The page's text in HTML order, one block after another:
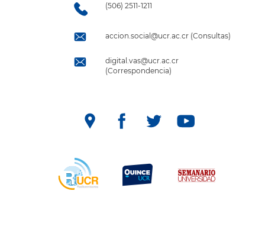
(506) 2511-1211
accion.social@ucr.ac.cr (Consultas)
digital.vas@ucr.ac.cr
(Correspondencia)